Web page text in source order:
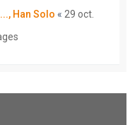
Han Solo « 29 oct.